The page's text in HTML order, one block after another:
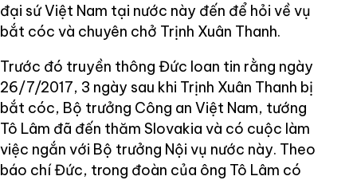
đại sứ Việt Nam tại nước này đến để hỏi về vụ
bắt cóc và chuyên chở Trịnh Xuân Thanh.
Trước đó truyền thông Đức loan tin rằng ngày
26/7/2017, 3 ngày sau khi Trịnh Xuân Thanh bị
bắt cóc, Bộ trưởng Công an Việt Nam, tướng
Tô Lâm đã đến thăm Slovakia và có cuộc làm
việc ngắn với Bộ trưởng Nội vụ nước này. Theo
báo chí Đức, trong đoàn của ông Tô Lâm có